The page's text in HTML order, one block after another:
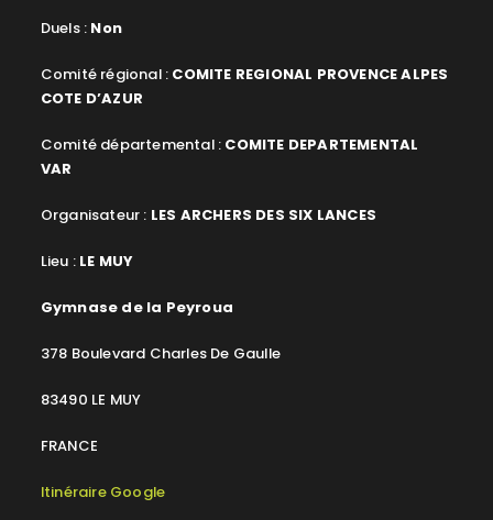
Duels : Non
Comité régional : COMITE REGIONAL PROVENCE ALPES
COTE D’AZUR
Comité départemental : COMITE DEPARTEMENTAL
VAR
Organisateur : LES ARCHERS DES SIX LANCES
Lieu : LE MUY
Gymnase de la Peyroua
378 Boulevard Charles De Gaulle
83490 LE MUY
FRANCE
Itinéraire Google